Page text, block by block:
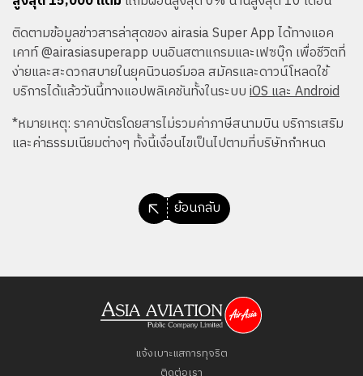
ติดตามข้อมูลข่าวสารล่าสุดของ airasia Super App ได้ทางแอค
เคาท์ @airasiasuperapp บนอินสตาแกรมและเฟซบุ๊ก เพื่อชีวิตที่
ง่ายและสะดวกสบายในยุคนิวนอร์มอลสมัครและดาวน์โหลดใช้
บริการได้แล้ววันนี้ทางแอปพลิเคชันทั้งในระบบiOS และ Android
*หมายเหตุ: ราคาบัตรโดยสารไม่รวมค่าภาษีสนามบิน บริการเสริม
และค่าธรรมเนียมต่างๆ ทั้งนี้เงื่อนไขเป็นไปตามที่บริษัทกำหนด
ย้อนกลับ
แจ้งเบาะแสการทุจริต